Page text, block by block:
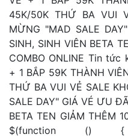
45K/50K THỨ BA VUI
MỪNG "MAD SALE
SINH, SINH VIÊN BETA
COMBO ONLINE Tin tức
+ 1 BẮP 59K THÀNH
THỨ BA VUI VẺ SALE
SALE DAY" GIÁ VÉ ƯU
BETA TEN GIẢM THÊM
$(function () {